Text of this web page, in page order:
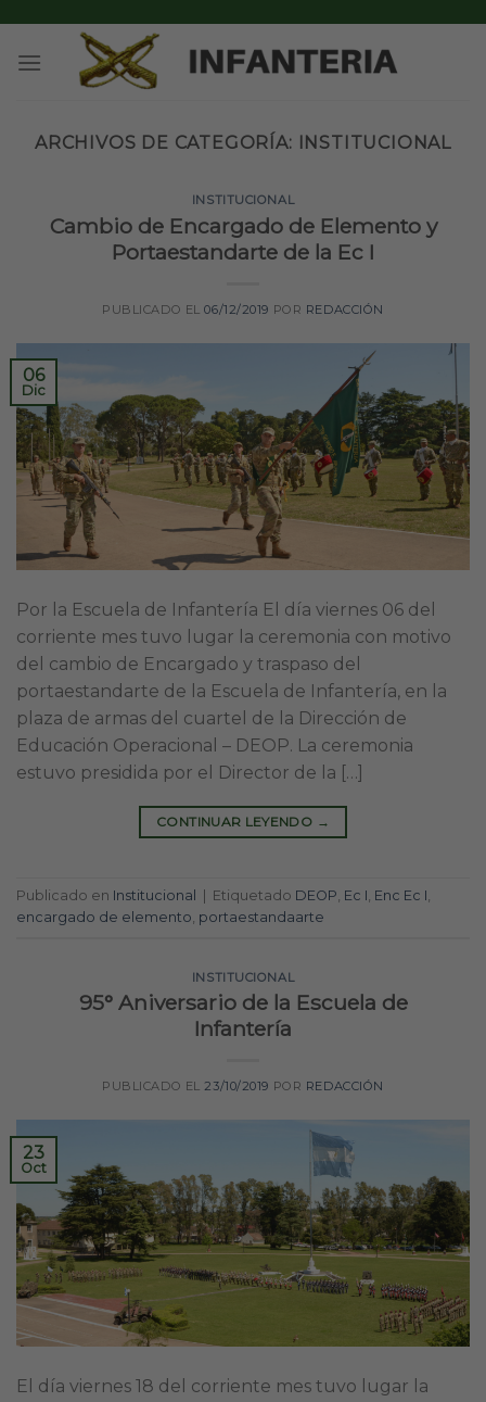
content
ARCHIVOS DE CATEGORÍA: INSTITUCIONAL
INSTITUCIONAL
Cambio de Encargado de Elemento y
Portaestandarte de la Ec I
PUBLICADO EL06/12/2019 POR REDACCIÓN
06
Dic
Por la Escuela de Infantería El día viernes 06 del
corriente mes tuvo lugar la ceremonia con motivo
del cambio de Encargado y traspaso del
portaestandarte de la Escuela de Infantería, en la
plaza de armas del cuartel de la Dirección de
Educación Operacional – DEOP. La ceremonia
estuvo presidida por el Director de la […]
CONTINUAR LEYENDO →
Publicado en Institucional Etiquetado DEOP Ec I Enc Ec I
encargado de elemento portaestandaarte
INSTITUCIONAL
95° Aniversario de la Escuela de
Infantería
PUBLICADO EL23/10/2019 POR REDACCIÓN
23
Oct
El día viernes 18 del corriente mes tuvo lugar la